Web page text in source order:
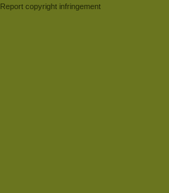
Report copyright infringement